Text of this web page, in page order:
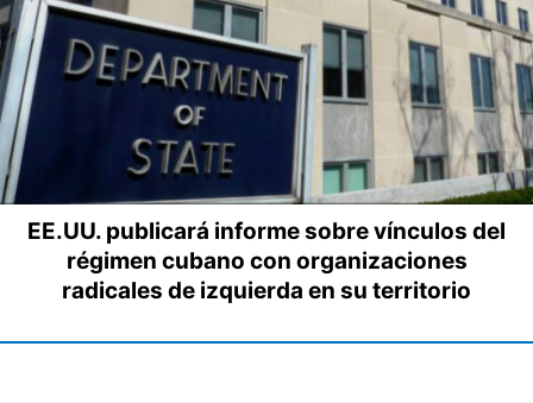
EE.UU. publicará informe sobre vínculos del
régimen cubano con organizaciones
radicales de izquierda en su territorio